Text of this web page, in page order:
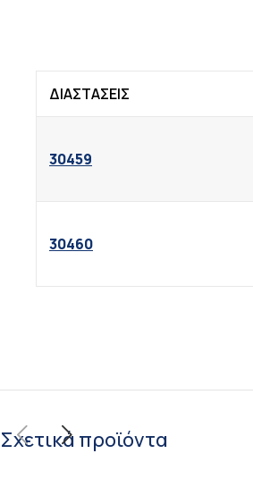
ΔΙΑΣΤΑΣΕΙΣ
30459
30460
Σχετικά προϊόντα